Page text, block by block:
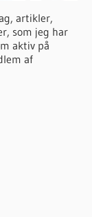
artikler,
som jeg har
aktiv på
af